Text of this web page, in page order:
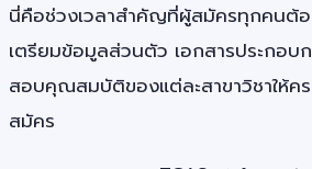
นี่คือช่วงเวลาสำคัญที่ผู้สมัครทุกคนต้
เตรียมข้อมูลส่วนตัว เอกสารประกอบ
สอบคุณสมบัติของแต่ละสาขาวิชาให้ค
สมัคร